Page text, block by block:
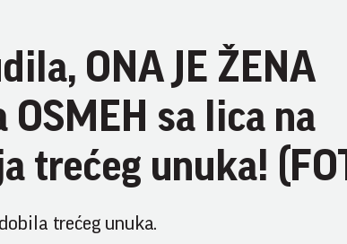
ONA JE ŽENA
sa lica na
trećeg unuka!
trećeg unuka.